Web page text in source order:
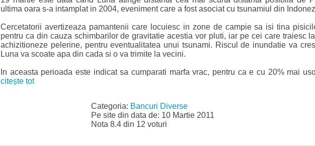
ultima oara s-a intamplat in 2004, eveniment care a fost asociat cu tsunamiul din
Cercetatorii avertizeaza pamantenii care locuiesc in zone de campie sa isi tina
pentru ca din cauza schimbarilor de gravitatie acestia vor pluti, iar pe cei care traiesc
achizitioneze pelerine, pentru eventualitatea unui tsunami. Riscul de inundatie va
Luna va scoate apa din cada si o va trimite la vecini.
In aceasta perioada este indicat sa cumparati marfa vrac, pentru ca e cu 20% mai
citește tot
Categoria: Bancuri Diverse
Pe site din data de: 10 Martie 2011
Nota 8.4 din 12 voturi